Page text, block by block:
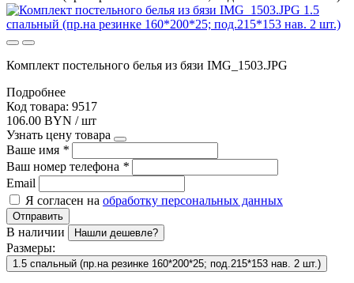
Комплект постельного белья из бязи IMG_1503.JPG
Подробнее
Код товара: 9517
106.00 BYN / шт
Узнать цену товара
Ваше имя *
Ваш номер телефона *
Email
Я согласен на обработку персональных данных
Отправить
В наличии Нашли дешевле?
Размеры:
1.5 спальный (пр.на резинке 160*200*25; под.215*153 нав. 2 шт.)